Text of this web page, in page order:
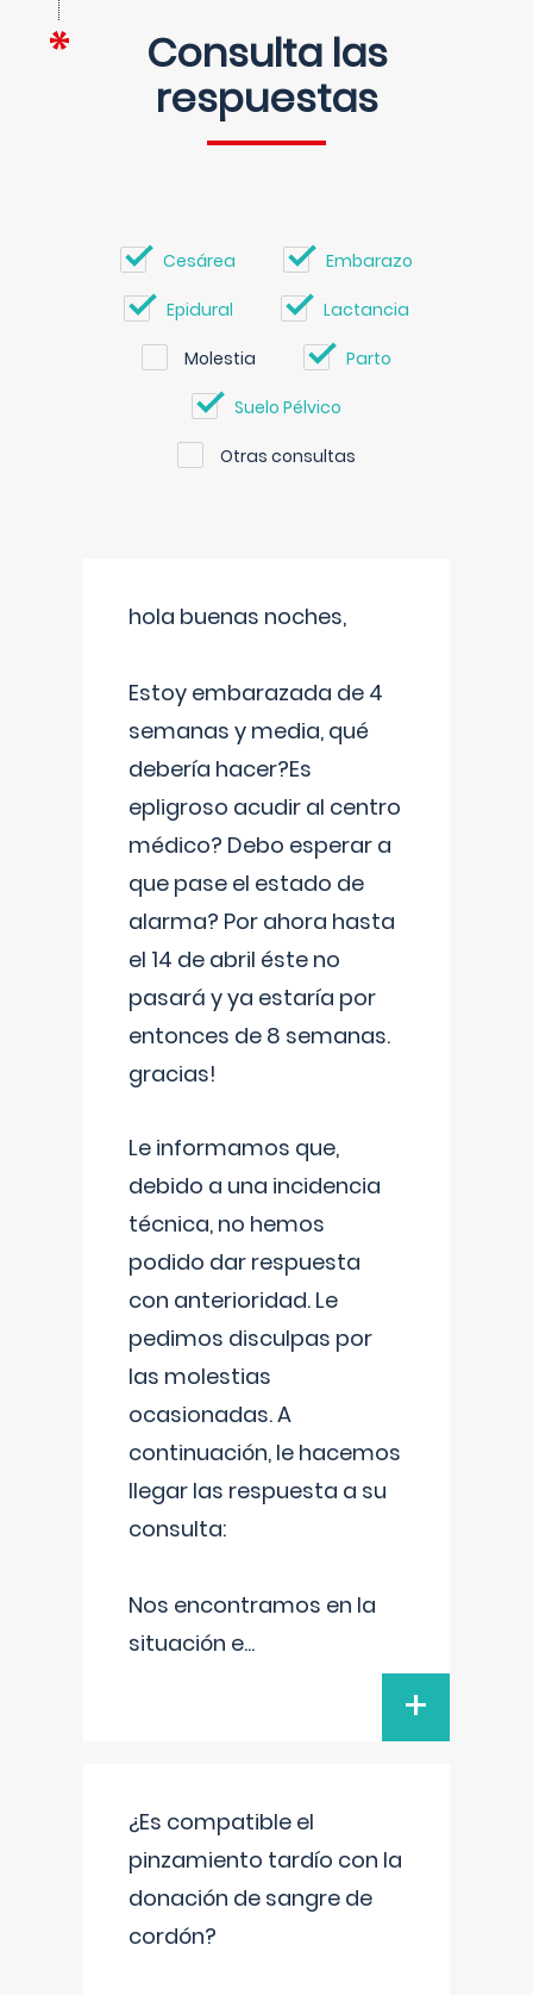
Consulta las
respuestas
Cesárea Embarazo
Epidural Lactancia
Molestia Parto
Suelo Pélvico
Otras consultas
hola buenas noches,
Estoy embarazada de 4
semanas y media, qué
debería hacer?Es
epligroso acudir al centro
médico? Debo esperar a
que pase el estado de
alarma? Por ahora hasta
el 14 de abril éste no
pasará y ya estaría por
entonces de 8 semanas.
gracias!
Le informamos que,
debido a una incidencia
técnica, no hemos
podido dar respuesta
con anterioridad. Le
pedimos disculpas por
las molestias
ocasionadas. A
continuación, le hacemos
llegar las respuesta a su
consulta:
Nos encontramos en la
situación e...
+
¿Es compatible el
pinzamiento tardío con la
donación de sangre de
cordón?